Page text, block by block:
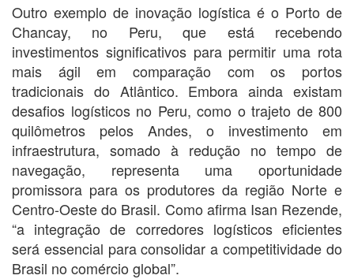
Outro exemplo de inovação logística é o Porto de
Chancay, no Peru, que está recebendo
investimentos significativos para permitir uma rota
mais ágil em comparação com os portos
tradicionais do Atlântico. Embora ainda existam
desafios logísticos no Peru, como o trajeto de 800
quilômetros pelos Andes, o investimento em
infraestrutura, somado à redução no tempo de
navegação, representa uma oportunidade
promissora para os produtores da região Norte e
Centro-Oeste do Brasil. Como afirma Isan Rezende,
“a integração de corredores logísticos eficientes
será essencial para consolidar a competitividade do
Brasil no comércio global”.